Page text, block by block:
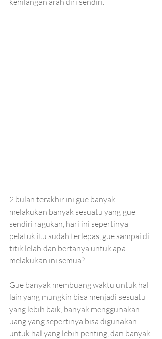
2 bulan terakhir ini gue banyak
melakukan banyak sesuatu yang gue
sendiri ragukan, hari ini sepertinya
pelatuk itu sudah terlepas, gue sampai di
titik lelah dan bertanya untuk apa
melakukan ini semua?
Gue banyak membuang waktu untuk hal
lain yang mungkin bisa menjadi sesuatu
yang lebih baik, banyak menggunakan
uang yang sepertinya bisa digunakan
untuk hal yang lebih penting, dan banyak